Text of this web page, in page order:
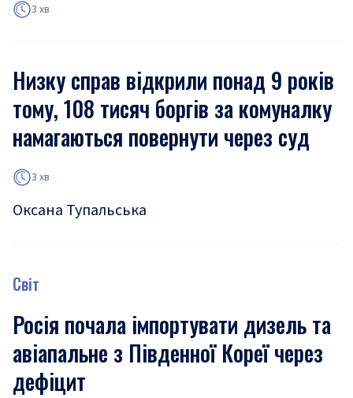
3 хв
Низку справ відкрили понад 9 років
тому, 108 тисяч боргів за комуналку
намагаються повернути через суд
3 хв
Оксана Тупальська
Світ
Росія почала імпортувати дизель та
авіапальне з Південної Кореї через
дефіцит